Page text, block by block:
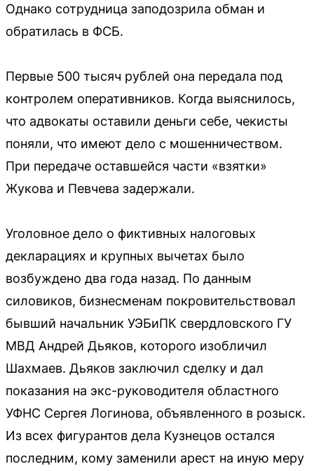
Однако сотрудница заподозрила обман и
обратилась в ФСБ.
Первые 500 тысяч рублей она передала под
контролем оперативников. Когда выяснилось,
что адвокаты оставили деньги себе, чекисты
поняли, что имеют дело с мошенничеством.
При передаче оставшейся части «взятки»
Жукова и Певчева задержали.
Уголовное дело о фиктивных налоговых
декларациях и крупных вычетах было
возбуждено два года назад. По данным
силовиков, бизнесменам покровительствовал
бывший начальник УЭБиПК свердловского ГУ
МВД Андрей Дьяков, которого изобличил
Шахмаев. Дьяков заключил сделку и дал
показания на экс-руководителя областного
УФНС Сергея Логинова, объявленного в розыск.
Из всех фигурантов дела Кузнецов остался
последним, кому заменили арест на иную меру